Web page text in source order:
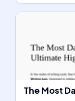
The Most